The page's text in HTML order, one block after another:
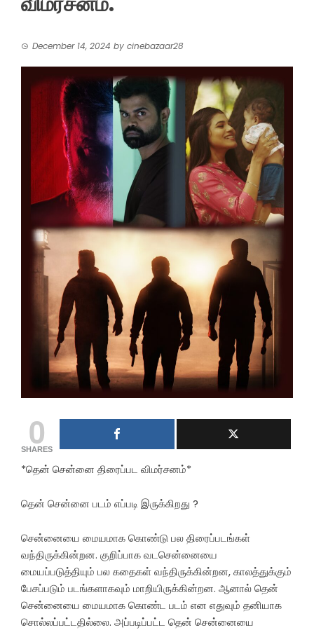
December 14, 2024 by cinebazaar28
0
SHARES
*தென் சென்னை திரைப்பட விமர்சனம்*
தென் சென்னை படம் எப்படி இருக்கிறது ?
சென்னையை மையமாக கொண்டு பல திரைப்படங்கள்
வந்திருக்கின்றன. குறிப்பாக வடசென்னையை
மையப்படுத்தியும் பல கதைகள் வந்திருக்கின்றன, காலத்துக்கும்
பேசப்படும் படங்களாகவும் மாறியிருக்கின்றன. ஆனால் தென்
சென்னையை மையமாக கொண்ட படம் என எதுவும் தனியாக
சொல்லப்பட்டதில்லை. அப்படிப்பட்ட தென் சென்னையை